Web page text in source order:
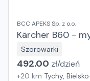
BCC APEKS Sp. z o.o.
Kärcher B60 -
Szorowarki
492.00 zł/dzień
+20 km Tychy,